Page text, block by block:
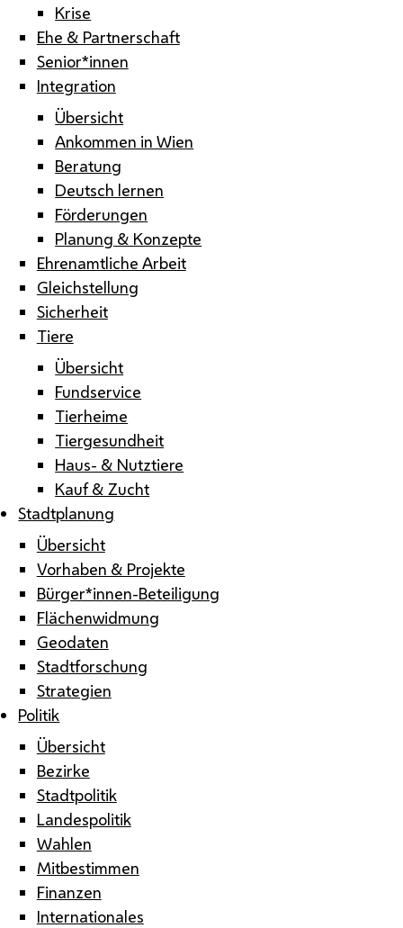
Krise
Ehe & Partnerschaft
Senior*innen
Integration
Übersicht
Ankommen in Wien
Beratung
Deutsch lernen
Förderungen
Planung & Konzepte
Ehrenamtliche Arbeit
Gleichstellung
Sicherheit
Tiere
Übersicht
Fundservice
Tierheime
Tiergesundheit
Haus- & Nutztiere
Kauf & Zucht
Stadtplanung
Übersicht
Vorhaben & Projekte
Bürger*innen-Beteiligung
Flächenwidmung
Geodaten
Stadtforschung
Strategien
Politik
Übersicht
Bezirke
Stadtpolitik
Landespolitik
Wahlen
Mitbestimmen
Finanzen
Internationales